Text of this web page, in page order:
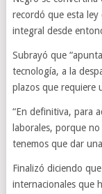
recordó que esta
integral desde
Subrayó que
tecnología, a la
plazos que requiere
“En definitiva, para
laborales, porque
tenemos que dar
Finalizó diciendo
internacionales que